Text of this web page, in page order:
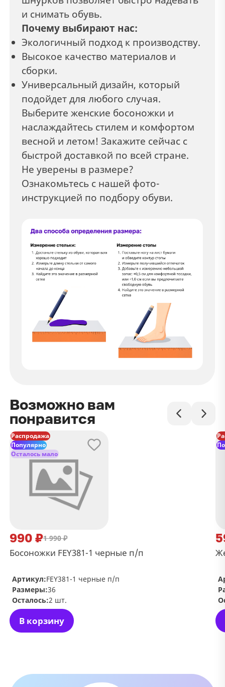
и снимать обувь.
Почему выбирают нас:
Экологичный подход к производству.
Высокое качество материалов и
сборки.
Универсальный дизайн, который
подойдет для любого случая.
Выберите женские босоножки и
наслаждайтесь стилем и комфортом
весной и летом! Закажите сейчас с
быстрой доставкой по всей стране.
Не уверены в размере?
Ознакомьтесь с нашей фото-
инструкцией по подбору обуви.
Возможно вам
понравится
Распродажа
Популярно
Осталось мало
990 ₽1 990 ₽
Босоножки FEY381-1 черные п/п
В корзину
Артикул:FEY381-1 черные п/п
Размеры:36
Осталось:2 шт.